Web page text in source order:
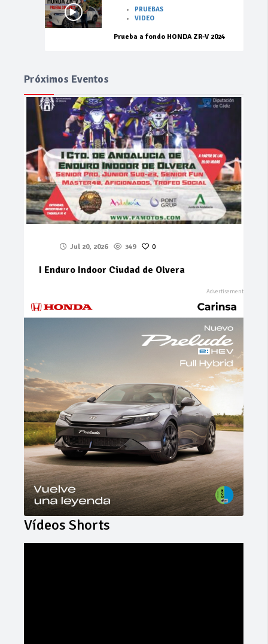
PRUEBAS
VIDEO
Prueba a fondo HONDA ZR-V 2024
Próximos Eventos
Jul 20, 2026 349 0
I Enduro Indoor Ciudad de Olvera
Vídeos Shorts